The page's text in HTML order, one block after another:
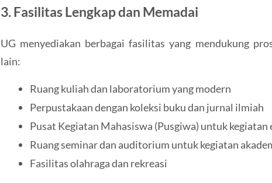
3.Fasilitas Lengkap dan Memadai
UG menyediakan berbagai fasilitas yang mendukung
lain:
Ruang kuliah dan laboratorium yang modern
Perpustakaan dengan koleksi buku dan jurnal ilmiah
Pusat Kegiatan Mahasiswa (Pusgiwa) untuk
Ruang seminar dan auditorium untuk kegiatan
Fasilitas olahraga dan rekreasi